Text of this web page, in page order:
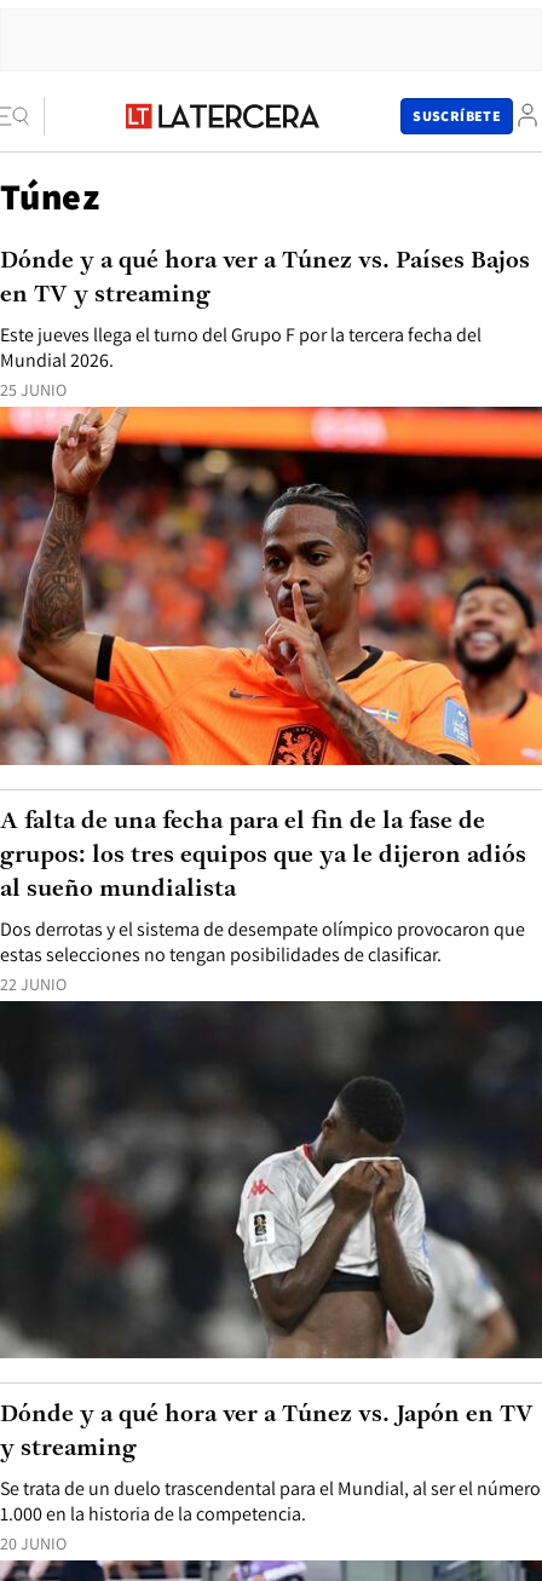
SUSCRÍBETE
Túnez
25 JUNIO
Este jueves llega el turno del Grupo F por la tercera fecha del
Mundial 2026.
Dónde y a qué hora ver a Túnez vs. Países Bajos
en TV y streaming
22 JUNIO
Dos derrotas y el sistema de desempate olímpico provocaron que
estas selecciones no tengan posibilidades de clasificar.
A falta de una fecha para el fin de la fase de
grupos: los tres equipos que ya le dijeron adiós
al sueño mundialista
20 JUNIO
Se trata de un duelo trascendental para el Mundial, al ser el número
1.000 en la historia de la competencia.
Dónde y a qué hora ver a Túnez vs. Japón en TV
y streaming